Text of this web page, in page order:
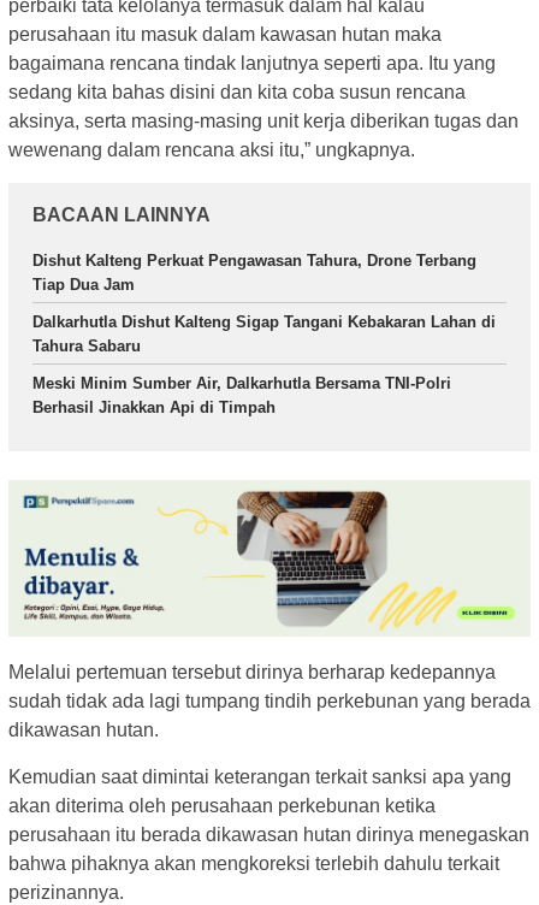
perbaiki tata kelolanya termasuk dalam hal kalau
perusahaan itu masuk dalam kawasan hutan maka
bagaimana rencana tindak lanjutnya seperti apa. Itu yang
sedang kita bahas disini dan kita coba susun rencana
aksinya, serta masing-masing unit kerja diberikan tugas dan
wewenang dalam rencana aksi itu,” ungkapnya.
BACAAN LAINNYA
Dishut Kalteng Perkuat Pengawasan Tahura, Drone Terbang
Tiap Dua Jam
Dalkarhutla Dishut Kalteng Sigap Tangani Kebakaran Lahan di
Tahura Sabaru
Meski Minim Sumber Air, Dalkarhutla Bersama TNI-Polri
Berhasil Jinakkan Api di Timpah
Melalui pertemuan tersebut dirinya berharap kedepannya
sudah tidak ada lagi tumpang tindih perkebunan yang berada
dikawasan hutan.
Kemudian saat dimintai keterangan terkait sanksi apa yang
akan diterima oleh perusahaan perkebunan ketika
perusahaan itu berada dikawasan hutan dirinya menegaskan
bahwa pihaknya akan mengkoreksi terlebih dahulu terkait
perizinannya.